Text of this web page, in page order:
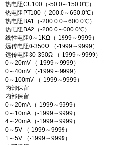
热电阻CU100（-50.0～150.0℃）
热电阻PT100（-200.0～650.0℃）
热电阻BA1（-200.0.0～600.0℃）
热电阻BA2（-200.0～600.0℃）
线性电阻0～1KΩ（-1999～9999）
远传电阻0-350Ω （-1999～9999）
远传电阻30-350Ω （-1999～9999）
0～20mV （-1999～9999）
0～40mV （-1999～9999）
0～100mV （-1999～9999）
内部保留
内部保留
0～20mA （-1999～9999）
0～10mA （-1999～9999）
4～20mA （-1999～9999）
0～5V （-1999～9999）
1～5V （-1999～9999）